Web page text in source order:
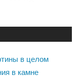
в целом
в камне